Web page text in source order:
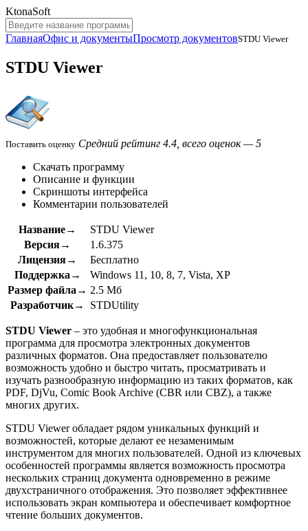
KtonaSoft
ГлавнаяОфис и документыПросмотр документовSTDU Viewer
STDU Viewer
Поставить оценку Средний рейтинг 4.4, всего оценок — 5
Скачать программу
Описание и функции
Скриншоты интерфейса
Комментарии пользователей
Название→
STDU Viewer
Версия→
1.6.375
Лицензия→
Бесплатно
Поддержка→
Windows 11, 10, 8, 7, Vista, XP
Размер файла→ 2.5 Мб
Разработчик→
STDUtility
STDU Viewer – это удобная и многофункциональная
программа для просмотра электронных документов
различных форматов. Она предоставляет пользователю
возможность удобно и быстро читать, просматривать и
изучать разнообразную информацию из таких форматов, как
PDF, DjVu, Comic Book Archive (CBR или CBZ), а также
многих других.
STDU Viewer обладает рядом уникальных функций и
возможностей, которые делают ее незаменимым
инструментом для многих пользователей. Одной из ключевых
особенностей программы является возможность просмотра
нескольких страниц документа одновременно в режиме
двухстраничного отображения. Это позволяет эффективнее
использовать экран компьютера и обеспечивает комфортное
чтение больших документов.